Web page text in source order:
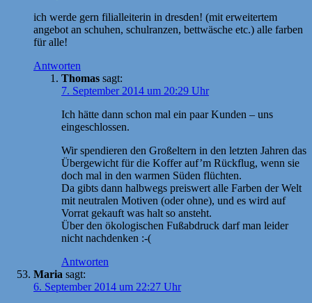
ich werde gern filialleiterin in dresden! (mit erweitertem
angebot an schuhen, schulranzen, bettwäsche etc.) alle farben
für alle!
Antworten
Thomas sagt:
7. September 2014 um 20:29 Uhr
Ich hätte dann schon mal ein paar Kunden – uns
eingeschlossen.
Wir spendieren den Großeltern in den letzten Jahren das
Übergewicht für die Koffer auf’m Rückflug, wenn sie
doch mal in den warmen Süden flüchten.
Da gibts dann halbwegs preiswert alle Farben der Welt
mit neutralen Motiven (oder ohne), und es wird auf
Vorrat gekauft was halt so ansteht.
Über den ökologischen Fußabdruck darf man leider
nicht nachdenken :-(
Antworten
Maria sagt:
6. September 2014 um 22:27 Uhr